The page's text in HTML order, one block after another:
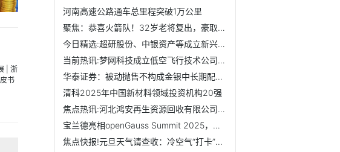
河南高速公路通车总里程突破1万公里
聚焦：恭喜火箭队！32岁老将复出，豪取3连胜，单场6分+2记三...
今日精选:超研股份、中银资产等成立新兴产业基金 出资额10亿
当前热讯:梦网科技成立低空飞行技术公司，含多项AI业务
华泰证券：被动抛售不构成金银中长期配置逻辑的反转信号
清科2025年中国新材料领域投资机构20强
焦点热讯:河北鸿安再生资源回收有限公司成立 注册资本20万人民币
宝兰德亮相openGauss Summit 2025，分享基于openGauss的深...
焦点快报!元旦天气请查收：冷空气“打卡”新年！最低气温跌至-1℃